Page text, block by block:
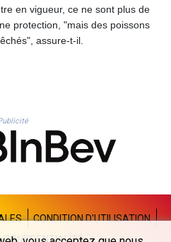
RUB 93.554303
RWF 1694.602551
SAR 4.335326
SGD 1.47936
SLE 28.429167
SOS 659.267569
SVC 10.093791
SZL 18.909415
en vigueur, ce ne sont plus de
protection, "mais des poissons
assure-t-il.
CONDITION D'UTILISATION
CONFIDENTIALITÉ